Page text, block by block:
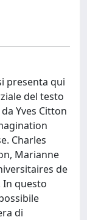
presenta qui
del testo
Yves Citton
Charles
Marianne
de
In questo
di